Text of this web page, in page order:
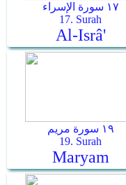
١٧ سورة الإسراء
17. Surah
Al-Isrâ'
١٩ سورة مريم
19. Surah
Maryam